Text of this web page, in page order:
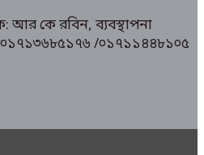
আর কে রবিন, ব্যবস্থাপনা
০১৭১৩৬৮৫১৭৬ /০১৭১১৪৪৮১০৫